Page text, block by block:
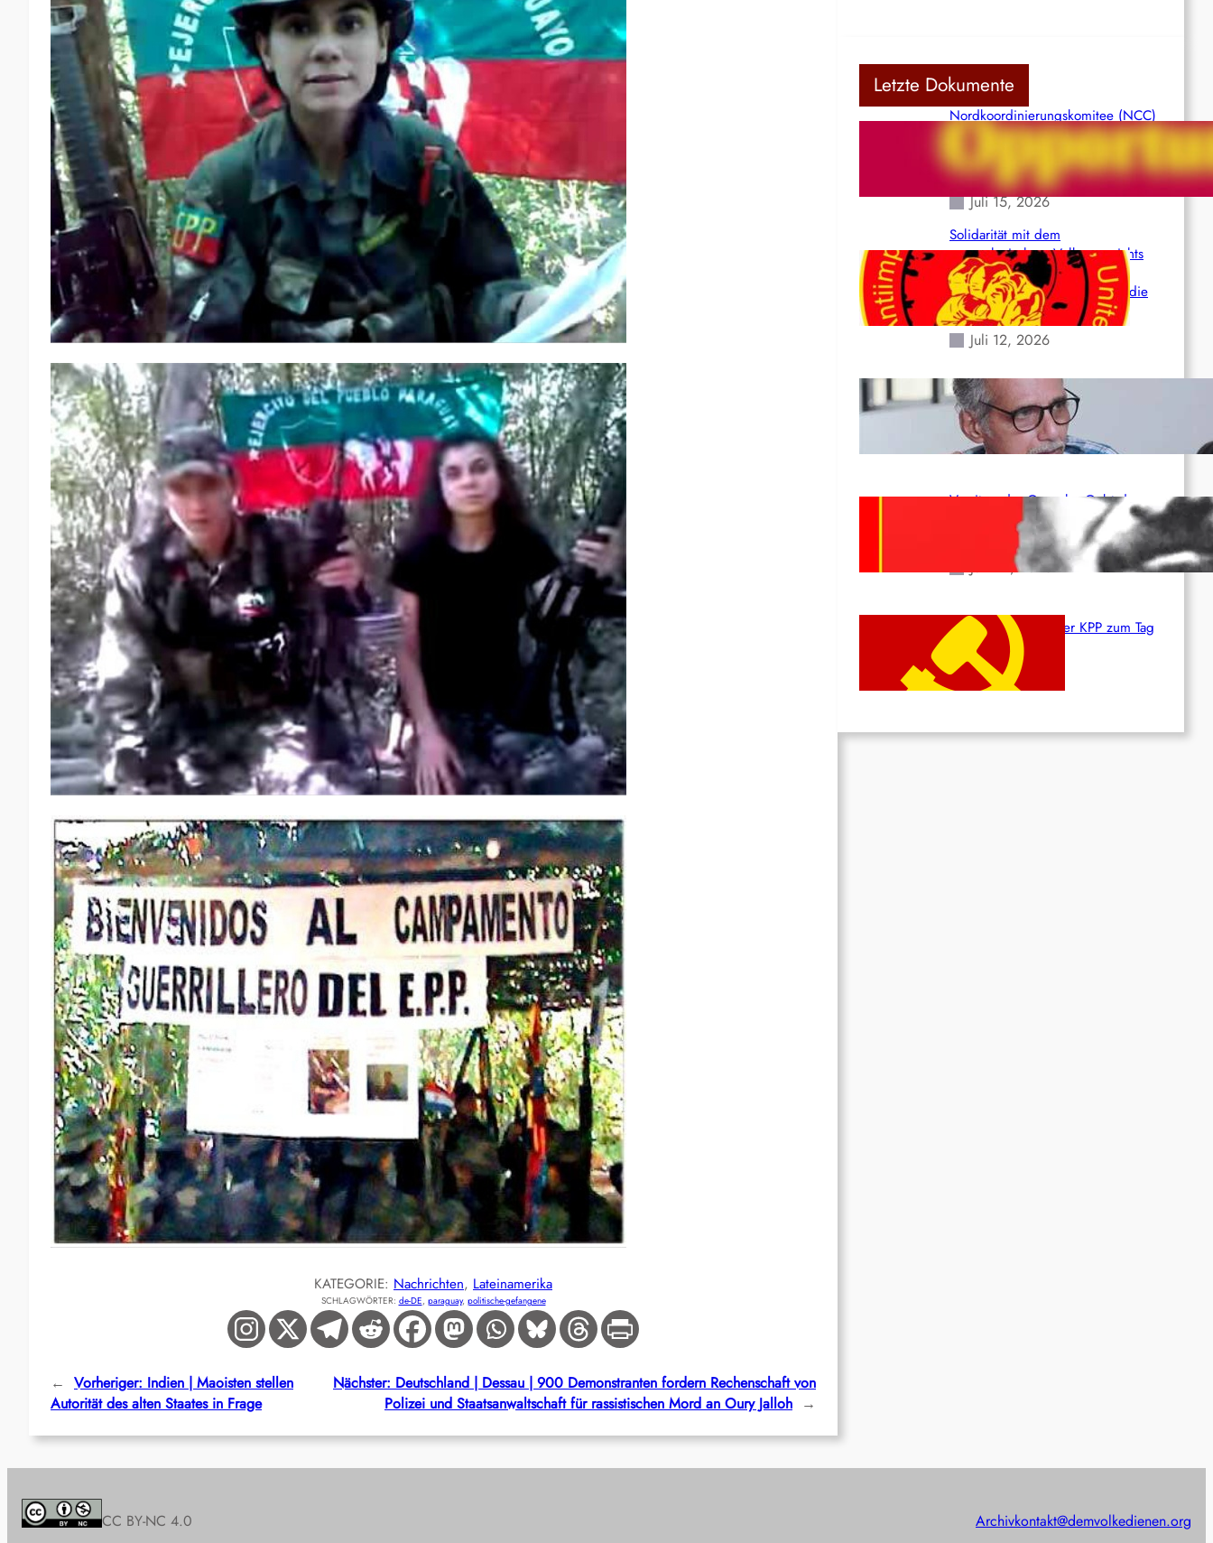
KATEGORIE: Nachrichten, Lateinamerika
SCHLAGWÖRTER: de-DE, paraguay, politische-gefangene
← Vorheriger: Indien | Maoisten stellen
Autorität des alten Staates in Frage
Nächster: Deutschland | Dessau | 900 Demonstranten fordern Rechenschaft von
Polizei und Staatsanwaltschaft für rassistischen Mord an Oury Jalloh →
Letzte Dokumente
Nordkoordinierungskomitee (NCC)
der Kommunistischen Partei Indiens
(Maoistisch): Postmoderner
Opportunismus
Juli 15, 2026
Solidarität mit dem
venezolanischem Volk angesichts
der verlorenen Leben und der
katastrophalen Situation durch die
Erdbeben des 24. Juni!
Juli 12, 2026
Indien: „Die Politik der
Kapitulation“ von K. Murali (Ajith)
Juli 1, 2026
Vorsitzender Gonzalo: Gebt das
Leben für die Partei und die
Juni 19, 2026
Beschluss des ZK der KPP zum Tag
des Heldentums
Juni 19, 2026
CC BY-NC 4.0 Archivkontakt@demvolkedienen.org